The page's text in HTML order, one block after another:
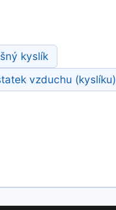
kyslík
vzduchu (kyslíku)